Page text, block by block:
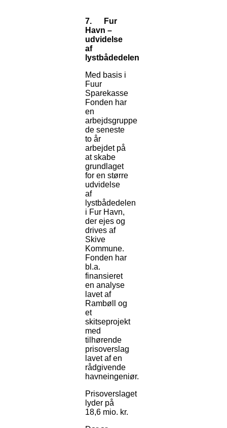
7.
Fur
Havn –
udvidelse
af
lystbådedelen
Med basis i
Fuur
Sparekasse
Fonden har
en
arbejdsgruppe
de seneste
to år
arbejdet på
at skabe
grundlaget
for en større
udvidelse
af
lystbådedelen
i Fur Havn,
der ejes og
drives af
Skive
Kommune.
Fonden har
bl.a.
finansieret
en analyse
lavet af
Rambøll og
et
skitseprojekt
med
tilhørende
prisoverslag
lavet af en
rådgivende
havneingeniør.
Prisoverslaget
lyder på
18,6 mio. kr.